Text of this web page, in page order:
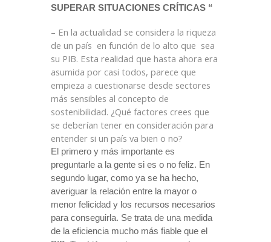
SUPERAR SITUACIONES CRÍTICAS “
– En la actualidad se considera la riqueza
de un país en función de lo alto que sea
su PIB. Esta realidad que hasta ahora era
asumida por casi todos, parece que
empieza a cuestionarse desde sectores
más sensibles al concepto de
sostenibilidad. ¿Qué factores crees que
se deberían tener en consideración para
entender si un país va bien o no?
El primero y más importante es
preguntarle a la gente si es o no feliz. En
segundo lugar, como ya se ha hecho,
averiguar la relación entre la mayor o
menor felicidad y los recursos necesarios
para conseguirla. Se trata de una medida
de la eficiencia mucho más fiable que el